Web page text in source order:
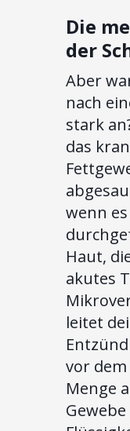
Die
der
Aber
nach
stark
das
wenn
Haut,
akutes
leitet
vor
Menge